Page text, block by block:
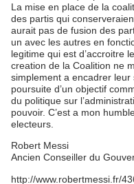
La mise en place de la
des partis qui
aurait pas de fusion des
un avec les autres en
legitime qui est d’accroitre
creation de la Coalition ne
simplement a encadrer
poursuite d’un objectif
du politique sur
pouvoir. C’est a mon
electeurs.
Robert Messi
Ancien Conseiller du
http://www.robertmessi.fr/